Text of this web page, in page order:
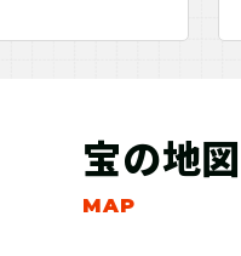
宝の地